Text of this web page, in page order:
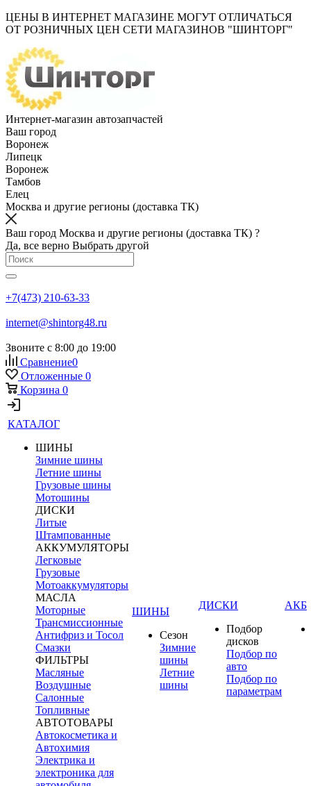
ЦЕНЫ В ИНТЕРНЕТ МАГАЗИНЕ МОГУТ ОТЛИЧАТЬСЯ
ОТ РОЗНИЧНЫХ ЦЕН СЕТИ МАГАЗИНОВ "ШИНТОРГ"
Интернет-магазин автозапчастей
Ваш город
Воронеж
Липецк
Воронеж
Тамбов
Елец
Москва и другие регионы (доставка ТК)
Ваш город Москва и другие регионы (доставка ТК) ?
Да, все верно Выбрать другой
+7(473) 210-63-33
internet@shintorg48.ru
Звоните с 8:00 до 19:00
Сравнение0
Отложенные 0
Корзина 0
КАТАЛОГ
ШИНЫ
Зимние шины
Летние шины
Грузовые шины
Мотошины
ДИСКИ
Литые
Штампованные
АККУМУЛЯТОРЫ
Легковые
Грузовые
Мотоаккумуляторы
МАСЛА
Моторные
Трансмиссионные
Антифриз и Тосол
Смазки
ФИЛЬТРЫ
Масляные
Воздушные
Салонные
Топливные
АВТОТОВАРЫ
Автокосметика и
Автохимия
Электрика и
электроника для
ШИНЫ
Сезон
Зимние
шины
Летние
шины
ДИСКИ
Подбор
дисков
Подбор по
авто
Подбор по
параметрам
АКБ